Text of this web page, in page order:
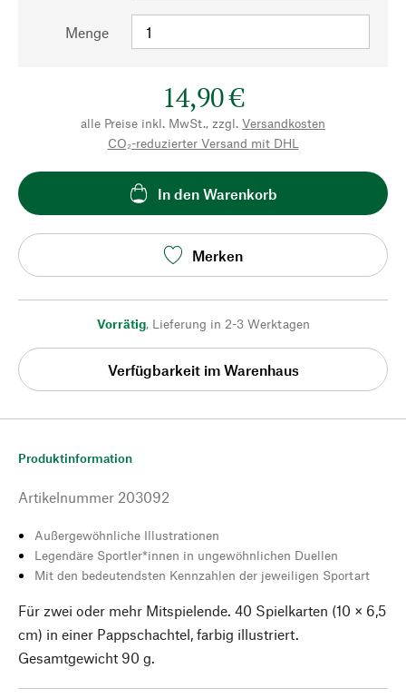
Menge
14,90 €
alle Preise inkl. MwSt., zzgl. Versandkosten
CO₂-reduzierter Versand mit DHL
In den Warenkorb
Merken
Vorrätig, Lieferung in 2-3 Werktagen
Verfügbarkeit im Warenhaus
Produktinformation
Artikelnummer 203092
Außergewöhnliche Illustrationen
Legendäre Sportler*innen in ungewöhnlichen Duellen
Mit den bedeutendsten Kennzahlen der jeweiligen Sportart
Für zwei oder mehr Mitspielende. 40 Spielkarten (10 × 6,5
cm) in einer Pappschachtel, farbig illustriert.
Gesamtgewicht 90 g.